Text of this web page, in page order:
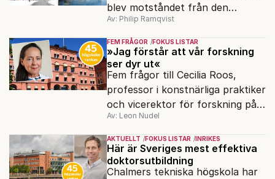
blev motståndet från den
akademiska världen för stort.
Av: Philip Ramqvist
FEM FRÅGOR FOKUS LISTAR
»Jag förstår att vår forskning
ser dyr ut«
Fem frågor till Cecilia Roos,
professor i konstnärliga praktiker
och vicerektor för forskning på
Stockholms konstnärliga
högskola, angående forskningen
och kritiken i medier.
Av: Leon Nudel
AKTUELLT FOKUS LISTAR INRIKES
Här är Sveriges mest effektiva
doktorsutbildning
Chalmers tekniska högskola har